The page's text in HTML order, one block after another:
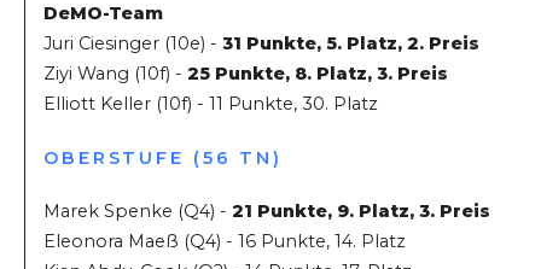
DeMO-Team
Juri Ciesinger (10e) - 31 Punkte, 5. Platz, 2. Preis
Ziyi Wang (10f) - 25 Punkte, 8. Platz, 3. Preis
Elliott Keller (10f) - 11 Punkte, 30. Platz
OBERSTUFE (56 TN)
Marek Spenke (Q4) - 21 Punkte, 9. Platz, 3. Preis
Eleonora Maeß (Q4) - 16 Punkte, 14. Platz